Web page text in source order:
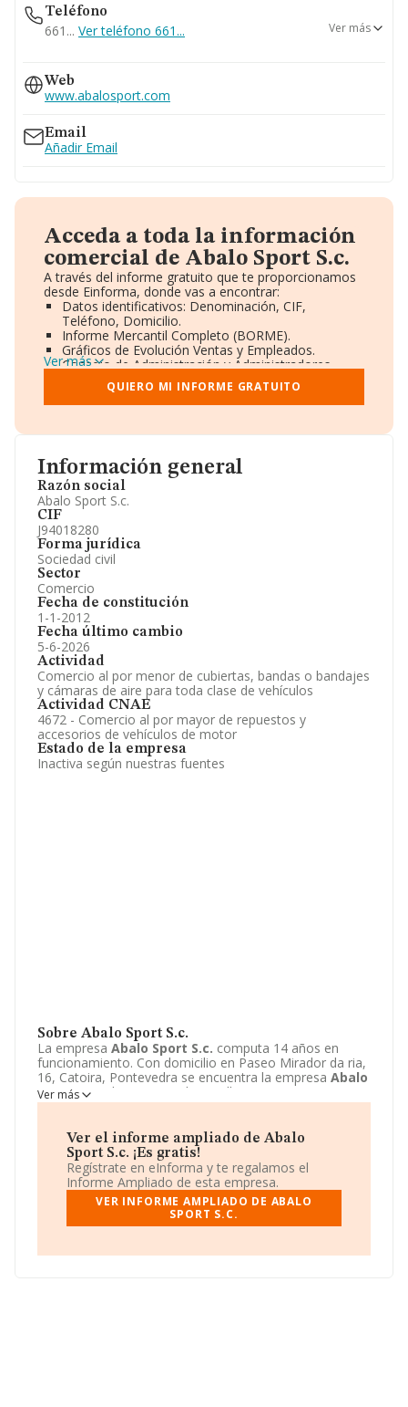
Información general
Razón social
Abalo Sport S.c.
CIF
J94018280
Forma jurídica
Sociedad civil
Sector
Comercio
Fecha de constitución
1-1-2012
Fecha último cambio
5-6-2026
Actividad
Comercio al por menor de cubiertas, bandas o bandajes
y cámaras de aire para toda clase de vehículos
Actividad CNAE
4672 - Comercio al por mayor de repuestos y
accesorios de vehículos de motor
Estado de la empresa
Inactiva según nuestras fuentes
Sobre Abalo Sport S.c.
La empresa Abalo Sport S.c. computa 14 años en
funcionamiento. Con domicilio en Paseo Mirador da ria,
16, Catoira, Pontevedra se encuentra la empresa Abalo
Sport S.c.
. El CNAE que desarrolla es 4672 - Comercio
al por mayor de repuestos y accesorios de vehículos de
civil. Para más información, visite su página web:
http://www.abalosport.com.
Ver más
Ver el informe ampliado de Abalo
Sport S.c. ¡Es gratis!
Regístrate en eInforma y te regalamos el
Informe Ampliado de esta empresa.
VER INFORME AMPLIADO DE ABALO
SPORT S.C.
Teléfono
661... Ver teléfono 661...
986546360
Ver más
Web
www.abalosport.com
Email
Añadir Email
Acceda a toda la información
comercial de Abalo Sport S.c.
A través del informe gratuito que te proporcionamos
desde Einforma, donde vas a encontrar:
Datos identificativos: Denominación, CIF,
Teléfono, Domicilio.
Informe Mercantil Completo (BORME).
Gráficos de Evolución Ventas y Empleados.
Consejo de Administración y Administradores.
Directivos y Ejecutivos.
Accionistas.
Participaciones y Vinculaciones en otras empresas.
Información oficial y registral complementaria.
Ver más
QUIERO MI INFORME GRATUITO